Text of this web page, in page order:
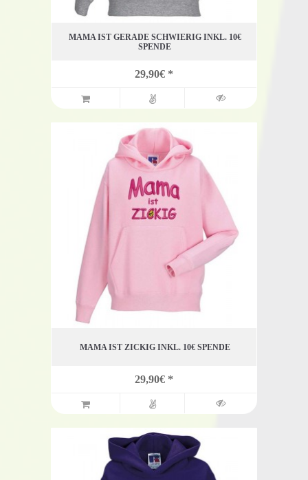
MAMA IST GERADE SCHWIERIG INKL. 10€
SPENDE
29,90€ *
MAMA IST ZICKIG INKL. 10€ SPENDE
29,90€ *